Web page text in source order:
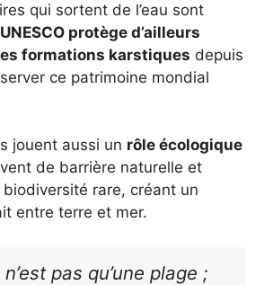
qui sortent de l’eau sont
UNESCO protège d’ailleurs
formations karstiques depuis
ce patrimoine mondial
jouent aussi un rôle écologique
de barrière naturelle et
rare, créant un
entre terre et mer.
pas qu’une plage ;